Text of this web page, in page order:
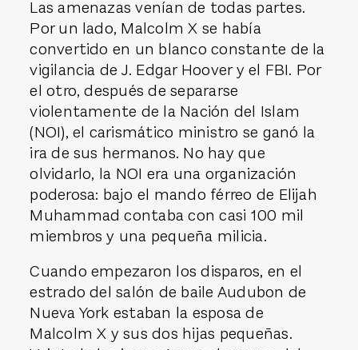
Las amenazas venían de todas partes.
Por un lado, Malcolm X se había
convertido en un blanco constante de la
vigilancia de J. Edgar Hoover y el FBI. Por
el otro, después de separarse
violentamente de la Nación del Islam
(NOI), el carismático ministro se ganó la
ira de sus hermanos. No hay que
olvidarlo, la NOI era una organización
poderosa: bajo el mando férreo de Elijah
Muhammad contaba con casi 100 mil
miembros y una pequeña milicia.
Cuando empezaron los disparos, en el
estrado del salón de baile Audubon de
Nueva York estaban la esposa de
Malcolm X y sus dos hijas pequeñas.